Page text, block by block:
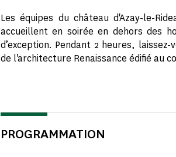
Les équipes du château d'Azay-le-
accueillent en soirée en dehors des
d’exception. Pendant 2 heures,
de l'architecture Renaissance édifié au
PROGRAMMATION